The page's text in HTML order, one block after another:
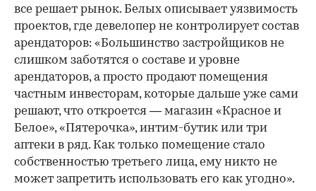
все решает рынок. Белых описывает уязвимость
проектов, где девелопер не контролирует состав
арендаторов: «Большинство застройщиков не
слишком заботятся о составе и уровне
арендаторов, а просто продают помещения
частным инвесторам, которые дальше уже сами
решают, что откроется — магазин «Красное и
Белое», «Пятерочка», интим-бутик или три
аптеки в ряд. Как только помещение стало
собственностью третьего лица, ему никто не
может запретить использовать его как угодно».